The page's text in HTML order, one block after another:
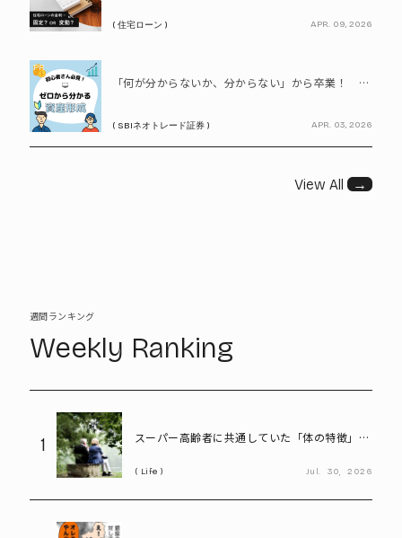
( 住宅ローン ) APR. 09, 2026
PR
「何が分からないか、分からない」から卒業！ SBIネオトレード証券で学ぶ、はじめての資産形成
( SBIネオトレード証券 ) APR. 03, 2026
View All →
週間ランキング
Weekly Ranking
1
スーパー高齢者に共通していた「体の特徴」と
Life Jul. 30, 2026